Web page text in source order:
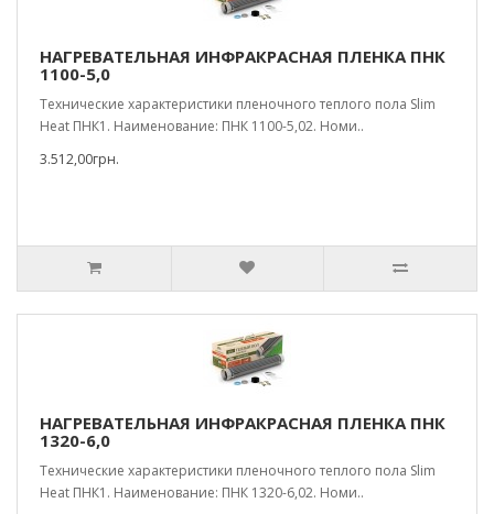
НАГРЕВАТЕЛЬНАЯ ИНФРАКРАСНАЯ ПЛЕНКА ПНК
1100-5,0
Технические характеристики пленочного теплого пола Slim
Heat ПНК1. Наименование: ПНК 1100-5,02. Номи..
3.512,00грн.
НАГРЕВАТЕЛЬНАЯ ИНФРАКРАСНАЯ ПЛЕНКА ПНК
1320-6,0
Технические характеристики пленочного теплого пола Slim
Heat ПНК1. Наименование: ПНК 1320-6,02. Номи..